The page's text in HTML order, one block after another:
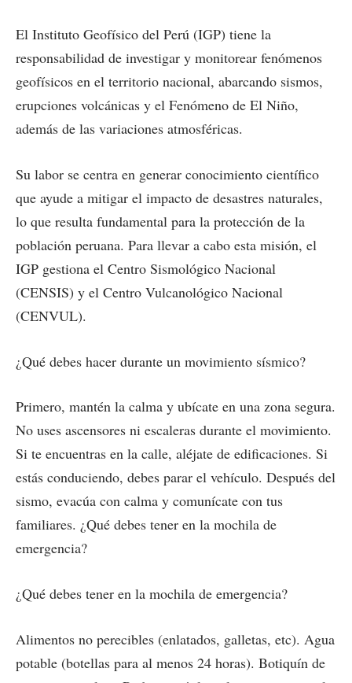
El Instituto Geofísico del Perú (IGP) tiene la
responsabilidad de investigar y monitorear fenómenos
geofísicos en el territorio nacional, abarcando sismos,
erupciones volcánicas y el Fenómeno de El Niño,
además de las variaciones atmosféricas.
Su labor se centra en generar conocimiento científico
que ayude a mitigar el impacto de desastres naturales,
lo que resulta fundamental para la protección de la
población peruana. Para llevar a cabo esta misión, el
IGP gestiona el Centro Sismológico Nacional
(CENSIS) y el Centro Vulcanológico Nacional
(CENVUL).
¿Qué debes hacer durante un movimiento sísmico?
Primero, mantén la calma y ubícate en una zona segura.
No uses ascensores ni escaleras durante el movimiento.
Si te encuentras en la calle, aléjate de edificaciones. Si
estás conduciendo, debes parar el vehículo. Después del
sismo, evacúa con calma y comunícate con tus
familiares. ¿Qué debes tener en la mochila de
emergencia?
¿Qué debes tener en la mochila de emergencia?
Alimentos no perecibles (enlatados, galletas, etc). Agua
potable (botellas para al menos 24 horas). Botiquín de